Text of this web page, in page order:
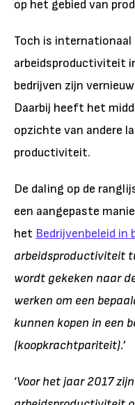
op het gebied van
Toch is internationaal
arbeidsproductiviteit
bedrijven zijn
Daarbij heeft het
opzichte van andere
productiviteit.
De daling op de
een aangepaste
het Bedrijvenbeleid in
arbeidsproductiviteit
wordt gekeken naar
werken om een
kunnen kopen in een
(koopkrachtpariteit).’
‘Voor het jaar 2017